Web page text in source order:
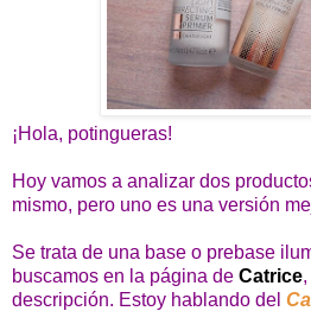
¡Hola, potingueras!
Hoy vamos a analizar dos
mismo, pero uno es una versión
Se trata de una base o prebase
buscamos en la página de Catrice
descripción. Estoy hablando del